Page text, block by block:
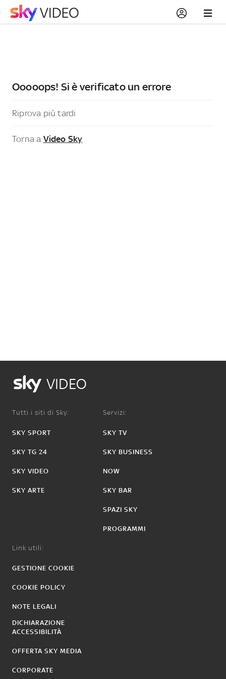
Ooooops! Si è verificato un errore
Riprova più tardi
Torna a Video Sky
VIDEO
Tutti i siti di Sky:
SKY SPORT
SKY TG 24
SKY VIDEO
SKY ARTE
Servizi:
SKY TV
SKY BUSINESS
NOW
SKY BAR
SPAZI SKY
PROGRAMMI
Link utili:
GESTIONE COOKIE
COOKIE POLICY
NOTE LEGALI
DICHIARAZIONE
ACCESSIBILITÀ
OFFERTA SKY MEDIA
CORPORATE